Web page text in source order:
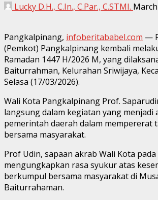
Lucky D.H., C.In., C.Par., C.STMI.
Pangkalpinang, infoberitababel.com —
(Pemkot) Pangkalpinang kembali
Ramadan 1447 H/2026 M, yang
Baiturrahman, Kelurahan Sriwijaya,
Selasa (17/03/2026).
Wali Kota Pangkalpinang Prof.
langsung dalam kegiatan yang menjadi
pemerintah daerah dalam mempererat
bersama masyarakat.
Prof Udin, sapaan akrab Wali Kota
mengungkapkan rasa syukur atas
berkumpul bersama masyarakat di
Baiturrahaman.